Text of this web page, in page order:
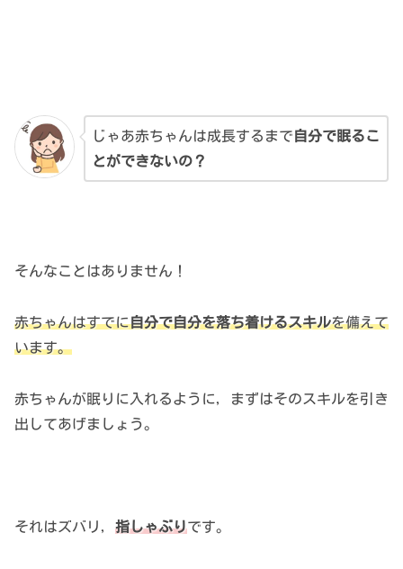
じゃあ赤ちゃんは成長するまで 自分で眠るこ
とができないの？
そんなことはありません！
赤ちゃんはすでに自分で自分を落ち着けるスキルを備えて
います。
赤ちゃんが眠りに入れるように，まずはそのスキルを引き
出してあげましょう。
それはズバリ， 指しゃぶりです。